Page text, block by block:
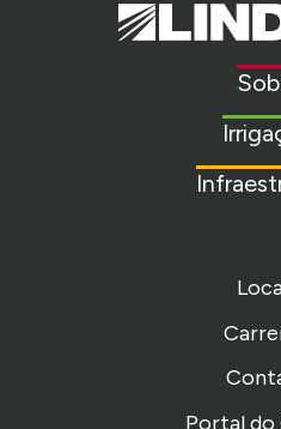
Lindsay.
Link
Portal